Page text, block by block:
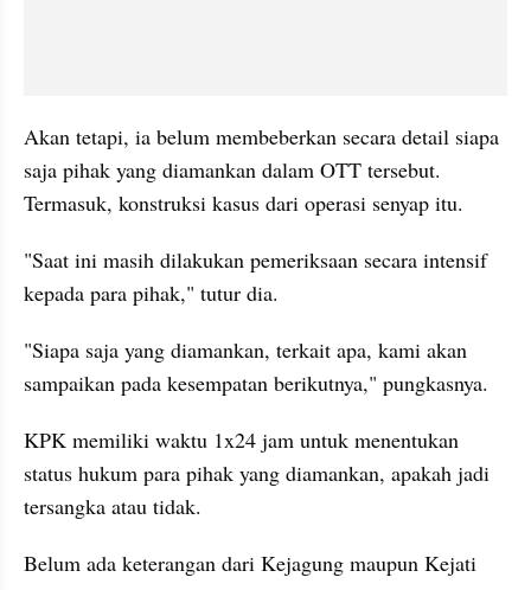
Akan tetapi, ia belum membeberkan secara detail siapa
saja pihak yang diamankan dalam OTT tersebut.
Termasuk, konstruksi kasus dari operasi senyap itu.
"Saat ini masih dilakukan pemeriksaan secara intensif
kepada para pihak," tutur dia.
"Siapa saja yang diamankan, terkait apa, kami akan
sampaikan pada kesempatan berikutnya," pungkasnya.
KPK memiliki waktu 1x24 jam untuk menentukan
status hukum para pihak yang diamankan, apakah jadi
tersangka atau tidak.
Belum ada keterangan dari Kejagung maupun Kejati